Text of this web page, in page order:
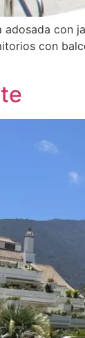
adosada con
con